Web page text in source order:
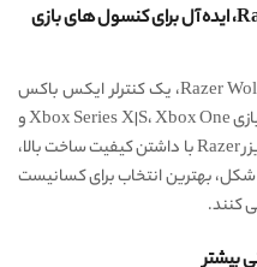
کنترلر سیم دار ریزر Razer Wolverine V2، ایده آل برای کنسول های بازی
دسته بازی ایکس باکس ریزر Razer Wolverine V2، یک کنترلر ایکس باکس
سیم دار حرفه ای است که با کنسول های بازی Xbox Series X|S، Xbox One و
ویندوز 10 سازگار است. این کنترلر سیمی ریزر Razer با داشتن کیفیت ساخت بالا،
طراحی ارگونومیک و گریپ های حرفه ای L شکل، بهترین انتخاب برای کسانیست